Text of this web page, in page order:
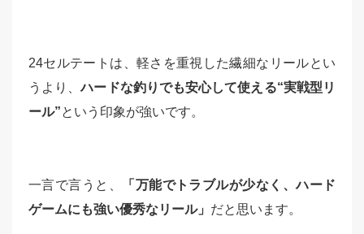
24セルテートは、軽さを重視した繊細なリールとい
うより、ハードな釣りでも安心して使える“実戦型リ
ール”という印象が強いです。
一言で言うと、
「万能でトラブルが少なく、ハード
ゲームにも強い優秀なリール」 だと思います。